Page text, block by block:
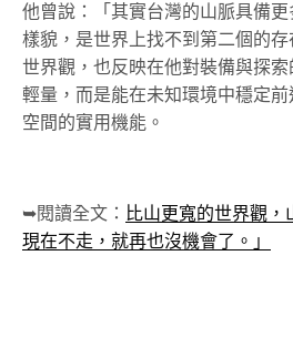
他曾說：「其實台灣的山脈具備
樣貌，是世界上找不到第二個的
世界觀，也反映在他對裝備與探
輕量，而是能在未知環境中穩定
空間的實用機能。
➥閱讀全文： 比山更寬的世界觀
現在不走，就再也沒機會了。」